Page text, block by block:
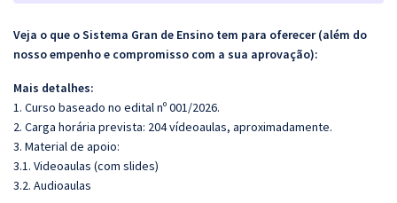
Veja o que o Sistema Gran de Ensino tem para oferecer (além do
nosso empenho e compromisso com a sua aprovação):
Mais detalhes:
1. Curso baseado no edital nº 001/2026.
2. Carga horária prevista: 204 vídeoaulas, aproximadamente.
3. Material de apoio:
3.1. Videoaulas (com slides)
3.2. Audioaulas